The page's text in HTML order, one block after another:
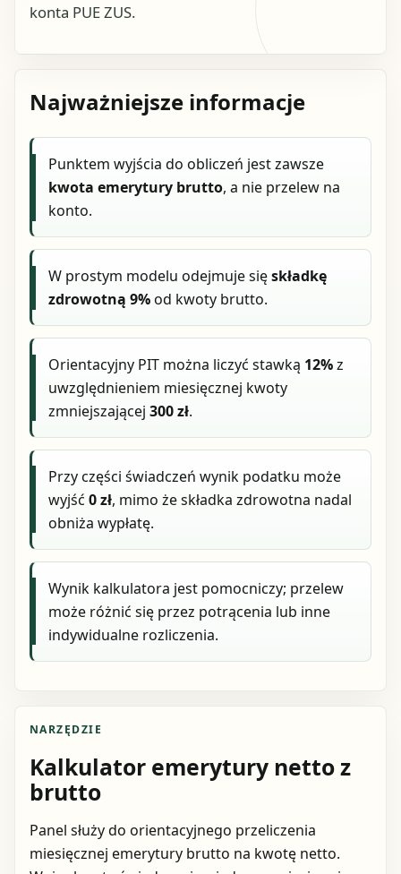
konta PUE ZUS.
Najważniejsze informacje
Punktem wyjścia do obliczeń jest zawsze
kwota emerytury brutto, a nie przelew na
konto.
W prostym modelu odejmuje sięskładkę
zdrowotną 9%od kwoty brutto.
Orientacyjny PIT można liczyć stawką 12%z
uwzględnieniem miesięcznej kwoty
zmniejszającej300 zł.
Przy części świadczeń wynik podatku może
wyjść0 zł, mimo że składka zdrowotna nadal
obniża wypłatę.
Wynik kalkulatora jest pomocniczy; przelew
może różnić się przez potrącenia lub inne
indywidualne rozliczenia.
NARZĘDZIE
Kalkulator emerytury netto z
brutto
Panel służy do orientacyjnego przeliczenia
miesięcznej emerytury brutto na kwotę netto.